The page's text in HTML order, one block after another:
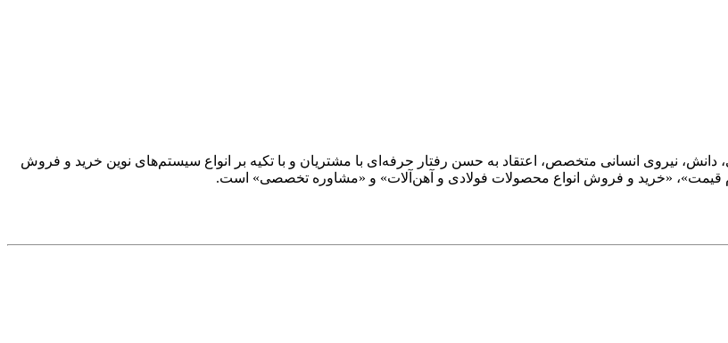
و جوانی، دانش، نیروی انسانی متخصص، اعتقاد به حسن رفتار حرفه‌ای با مشتریان و با تکیه بر انواع سیستم‌های نوین خرید و فروش
قیمت»، «خرید و فروش انواع محصولات فولادی و آهن‌آلات» و «مشاوره تخصصی» است.